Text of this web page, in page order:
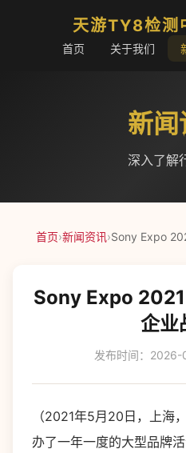
天游TY8检测
首页 关于我们
新闻
深入了解
首页›新闻资讯›Sony Expo
Sony Expo
企业
发布时间：
（2021年5月20日，上
办了一年一度的大型品牌